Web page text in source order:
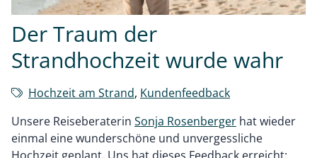
Der Traum der
Strandhochzeit wurde wahr
Hochzeit am Strand, Kundenfeedback
Unsere Reiseberaterin Sonja Rosenberger hat wieder
einmal eine wunderschöne und unvergessliche